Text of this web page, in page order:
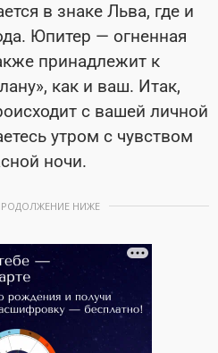
в знаке Льва, где и
Юпитер — огненная
принадлежит к
как и ваш. Итак,
с вашей личной
утром с чувством
ночи.
НИЖЕ